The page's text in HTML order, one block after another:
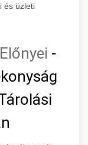
és üzleti
-